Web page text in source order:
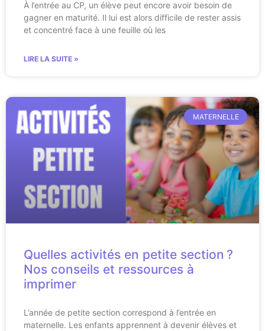
À l’entrée au CP, un élève peut encore avoir besoin de
gagner en maturité. Il lui est alors difficile de rester assis
et concentré face à une feuille où les
LIRE LA SUITE »
MATERNELLE
Quelles activités en petite section ?
Nos conseils et ressources à
imprimer
L’année de petite section correspond à l’entrée en
maternelle. Les enfants apprennent à devenir élèves et